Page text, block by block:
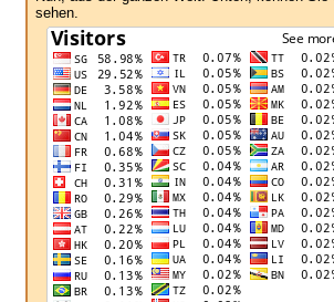
sehen.